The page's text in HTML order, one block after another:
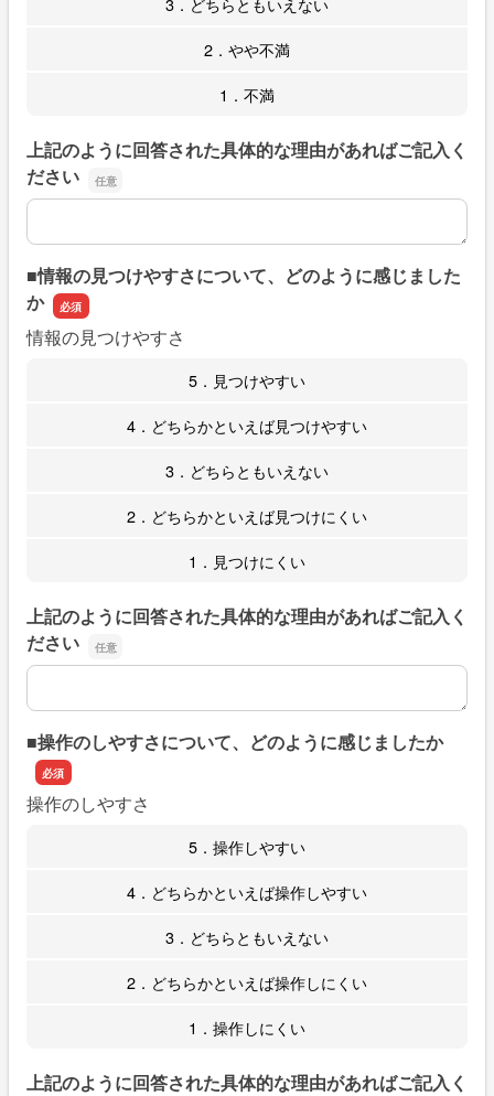
2．やや不満
1．不満
上記のように回答された具体的な理由があればご記入く
ださい
上記のように回答された具体的な理由があればご記入くだ
■情報の見つけやすさについて、どのように感じました
か
情報の見つけやすさ
5．見つけやすい
4．どちらかといえば見つけやすい
3．どちらともいえない
2．どちらかといえば見つけにくい
1．見つけにくい
上記のように回答された具体的な理由があればご記入く
ださい
上記のように回答された具体的な理由があればご記入くだ
■操作のしやすさについて、どのように感じましたか
操作のしやすさ
5．操作しやすい
4．どちらかといえば操作しやすい
3．どちらともいえない
2．どちらかといえば操作しにくい
1．操作しにくい
上記のように回答された具体的な理由があればご記入く